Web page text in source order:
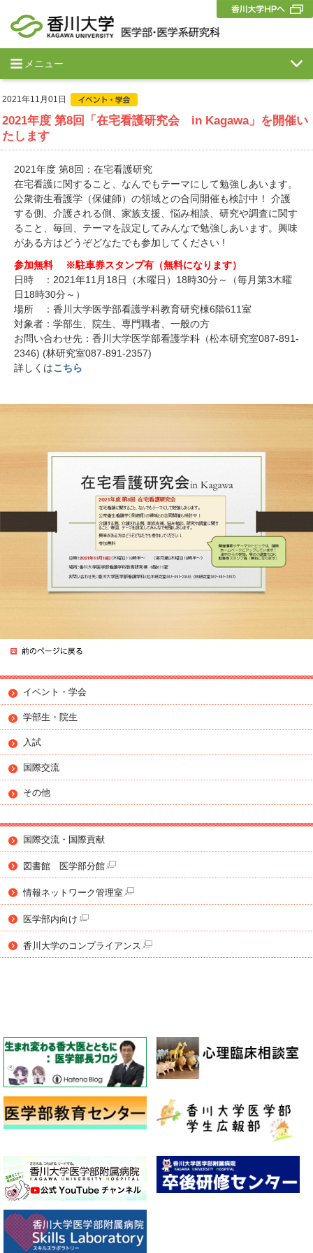
メニュー
2021年11月01日
2021年度 第8回「在宅看護研究会 in Kagawa」を開催い
たします
2021年度 第8回：在宅看護研究
在宅看護に関すること、なんでもテーマにして勉強しあいます。
公衆衛生看護学（保健師）の領域との合同開催も検討中！ 介護
する側、介護される側、家族支援、悩み相談、研究や調査に関す
ること、毎回、テーマを設定してみんなで勉強しあいます。興味
がある方はどうぞどなたでも参加してください !
参加無料 ※駐車券スタンプ有（無料になります）
日時 ：2021年11月18日（木曜日）18時30分～（毎月第3木曜
日18時30分～）
場所 ：香川大学医学部看護学科教育研究棟6階611室
対象者：学部生、院生、専門職者、一般の方
お問い合わせ先：香川大学医学部看護学科（松本研究室087-891-
2346) (林研究室087-891-2357)
詳しくはこちら
イベント・学会
学部生・院生
入試
国際交流
その他
国際交流・国際貢献
図書館 医学部分館
情報ネットワーク管理室
医学部内向け
香川大学のコンプライアンス